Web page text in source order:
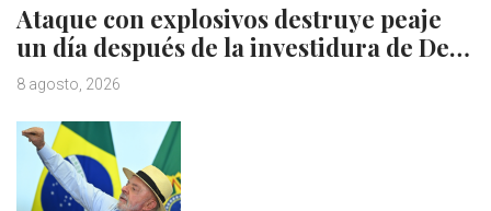
Ataque con explosivos destruye peaje
un día después de la investidura de De…
8 agosto, 2026